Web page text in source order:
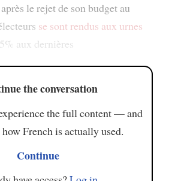
le rejet de son budget au
se sont rendus aux urnes
aux dernières
the conversation
the full content — and
French is actually used.
Continue